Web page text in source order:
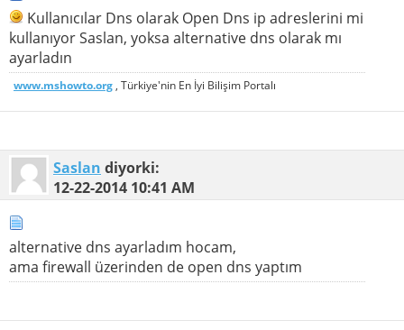
Kullanıcılar Dns olarak Open Dns ip adreslerini mi
kullanıyor Saslan, yoksa alternative dns olarak mı
ayarladın
www.mshowto.org , Türkiye'nin En İyi Bilişim Portalı
Saslan diyorki:
12-22-2014 10:41 AM
alternative dns ayarladım hocam,
ama firewall üzerinden de open dns yaptım